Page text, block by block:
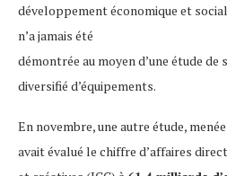
développement économique et
n’a jamais été
démontrée au moyen d’une étude
diversifié d’équipements.
En novembre, une autre étude,
avait évalué le chiffre d’affaires